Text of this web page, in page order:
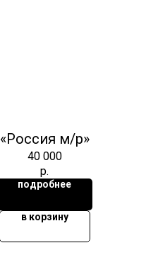
«Россия м/р»
40 000
р.
подробнее
в корзину